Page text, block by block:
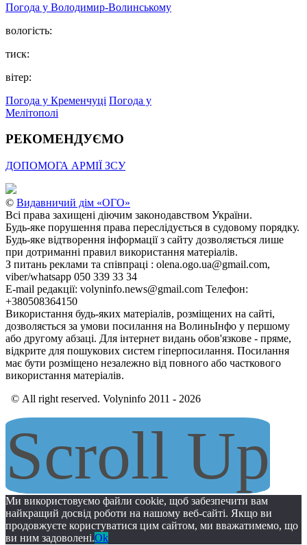
Погода у Володимир-Волинському
вологість:
тиск:
вітер:
Погода у Кременчуці Погода у
Мелітополі
РЕКОМЕНДУЄМО
ДОПОМОГА АРМІЇ ЗСУ
© Видавничий дім «ОГО»
Всі права захищені діючим законодавством України.
Будь-яке порушення права переслідується в судовому порядку.
Будь-яке відтворення інформації з сайту дозволяється лише
при дотриманні правил використання матеріалів.
З питань реклами та співпраці : olena.ogo.ua@gmail.com,
viber/whatsapp 050 339 33 34
E-mail редакції: volyninfo.news@gmail.com Телефон:
+380508364150
Використання будь-яких матеріалів, розміщених на сайті,
дозволяється за умови посилання на ВолиньІнфо у першому
або другому абзаці. Для інтернет видань обов'язкове - пряме,
відкрите для пошукових систем гіперпосилання. Посилання
має бути розміщено незалежно від повного або часткового
використання матеріалів.
© All right reserved. Volyninfo 2011 - 2026
Scroll Up
Ми використовуємо файли cookie, щоб забезпечити вам
найкращий досвід роботи на нашому веб-сайті. Якщо ви
продовжуєте користуватися цим сайтом, ми вважатимемо, що
ви ним задоволені.Ok